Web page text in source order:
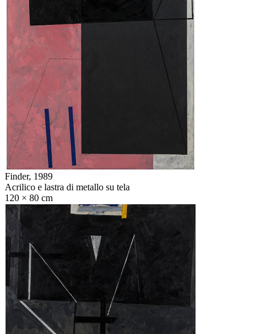
Finder, 1989
Acrilico e lastra di metallo su tela
120 × 80 cm